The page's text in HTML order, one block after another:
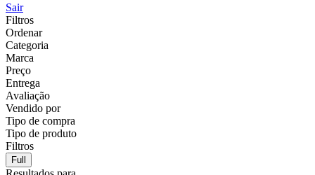
Sair
Filtros
Ordenar
Categoria
Marca
Preço
Entrega
Avaliação
Vendido por
Tipo de compra
Tipo de produto
Filtros
Full